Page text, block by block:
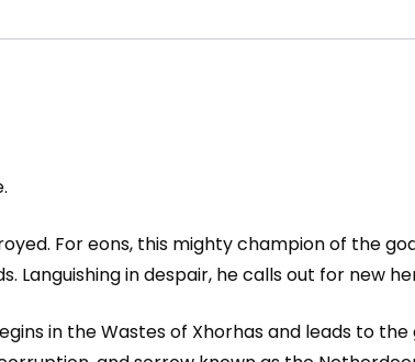
For eons, this mighty champion of the
Languishing in despair, he calls out for new
in the Wastes of Xhorhas and leads to